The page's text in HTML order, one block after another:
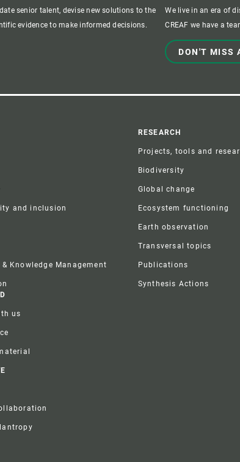
senior talent, devise new solutions to the
evidence to make informed decisions.
We live in an era of
CREAF we have a
DON'T MISS
and inclusion
& Knowledge Management
RESEARCH
Projects, tools and
Biodiversity
Global change
Ecosystem functioning
Earth observation
Transversal topics
Publications
Synthesis Actions
us